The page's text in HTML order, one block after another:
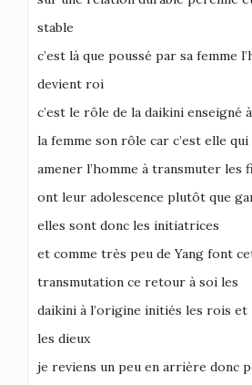
stable
c’est là que poussé par sa femme
devient roi
c’est le rôle de la daikini enseigné à
la femme son rôle car c’est elle qui
amener l’homme à transmuter les
ont leur adolescence plutôt que
elles sont donc les initiatrices
et comme très peu de Yang font
transmutation ce retour à soi les
daikini à l’origine initiés les rois et
les dieux
je reviens un peu en arrière donc